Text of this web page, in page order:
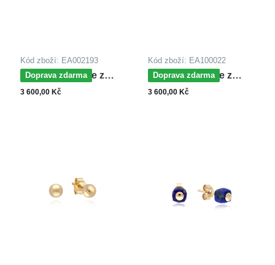
Kód zboží: EA002193
Doprava zdarma
MOISS náušnice z
bílého zlata
3 600,00 Kč
Kód zboží: EA100022
Doprava zdarma
MOISS náušnice z
růžového zlata
3 600,00 Kč